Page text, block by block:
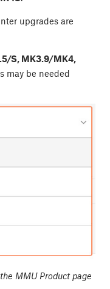
upgrades are
S, MK3.9/MK4,
may be needed
MMU Product page